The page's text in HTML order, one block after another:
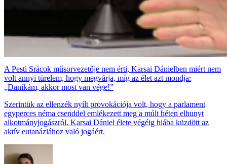
A Pesti Srácok műsorvezetője nem érti, Karsai Dánielben miért nem
volt annyi türelem, hogy megvárja, míg az élet azt mondja:
„Danikám, akkor most van vége!”
Szerintük az ellenzék nyílt provokációja volt, hogy a parlament
egyperces néma csenddel emlékezett meg a múlt héten elhunyt
alkotmányjogászról. Karsai Dániel élete végéig hiába küzdött az
aktív eutanáziához való jogáért.